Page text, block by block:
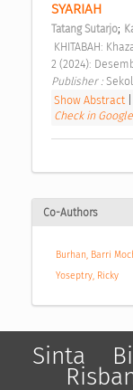
SYARIAH
Tatang Sutarjo;
2 (2024):
Publisher :
Show Abstract|
Check in
Co-Authors
Burhan, Barri
Yoseptry, Ricky
Sinta